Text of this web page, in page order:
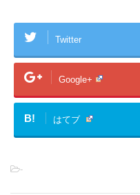
Twitter
Google+
B! はてブ
-